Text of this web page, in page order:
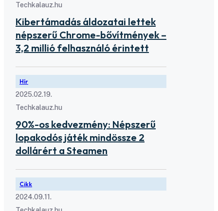
Techkalauz.hu
Kibertámadás áldozatai lettek
népszerű Chrome-bővítmények –
3,2 millió felhasználó érintett
Hír
2025.02.19.
Techkalauz.hu
90%-os kedvezmény: Népszerű
lopakodós játék mindössze 2
dollárért a Steamen
Cikk
2024.09.11.